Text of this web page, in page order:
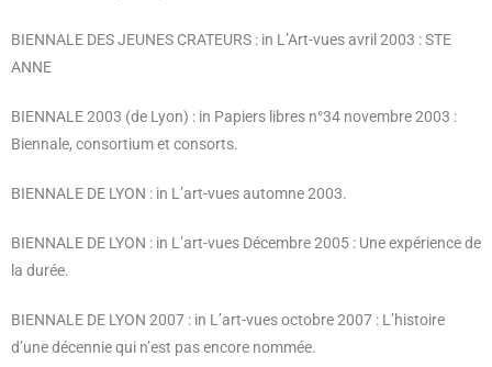
BIENNALE DES JEUNES CRATEURS : in L’Art-vues avril 2003 : STE
ANNE
BIENNALE 2003 (de Lyon) : in Papiers libres n°34 novembre 2003 :
Biennale, consortium et consorts.
BIENNALE DE LYON : in L’art-vues automne 2003.
BIENNALE DE LYON : in L’art-vues Décembre 2005 : Une expérience de
la durée.
BIENNALE DE LYON 2007 : in L’art-vues octobre 2007 : L’histoire
d’une décennie qui n’est pas encore nommée.